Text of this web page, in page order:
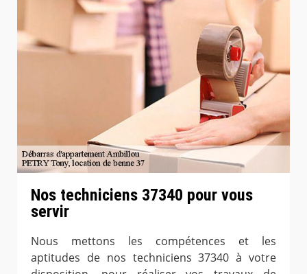
Nos techniciens 37340 pour vous
servir
Nous mettons les compétences et les
aptitudes de nos techniciens 37340 à votre